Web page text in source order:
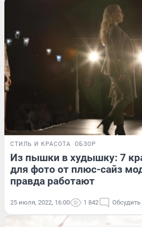
СТИЛЬ И КРАСОТА ОБЗОР
Из пышки в худышку: 7
для фото от плюс-сайз
правда работают
25 июля, 2022, 16:00 1 842 Обсудить